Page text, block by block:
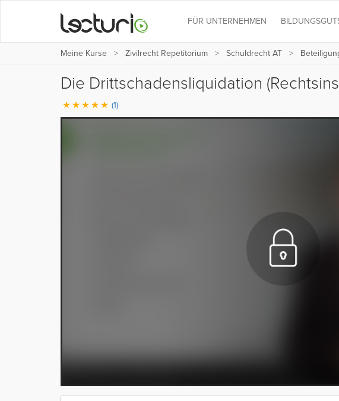
FÜR UNTERNEHMEN
Meine Kurse Zivilrecht Repetitorium Schuldrecht AT
Die Drittschadensliquidation
(1)